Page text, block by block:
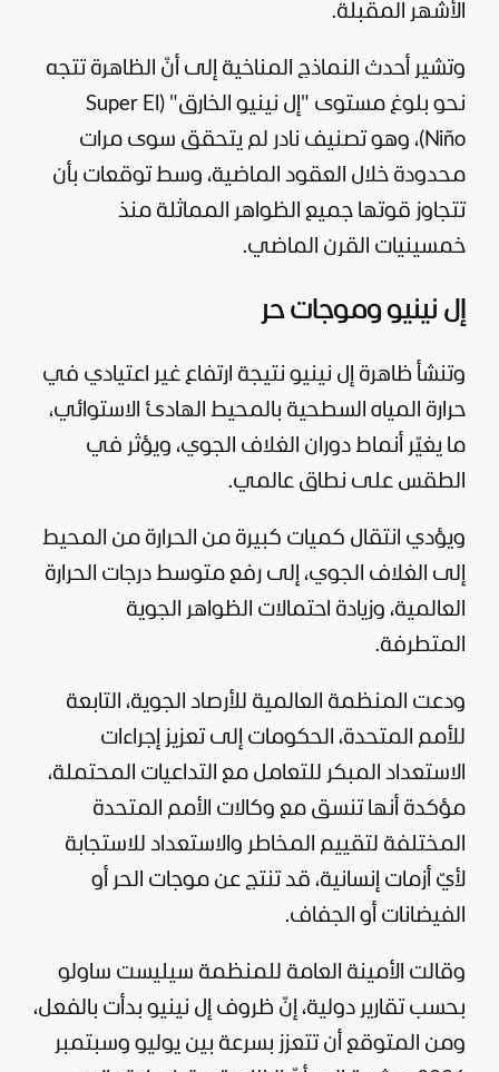
الأشهر المقبلة.
وتشير أحدث النماذج المناخية إلى أنّ الظاهرة تتجه
نحو بلوغ مستوى "إل نينيو الخارق" (Super El
Niño)، وهو تصنيف نادر لم يتحقق سوى مرات
محدودة خلال العقود الماضية، وسط توقعات بأن
تتجاوز قوتها جميع الظواهر المماثلة منذ
خمسينيات القرن الماضي.
إل نينيو وموجات حر
وتنشأ ظاهرة إل نينيو نتيجة ارتفاع غير اعتيادي في
حرارة المياه السطحية بالمحيط الهادئ الاستوائي،
ما يغيّر أنماط دوران الغلاف الجوي، ويؤثر في
الطقس على نطاق عالمي.
ويؤدي انتقال كميات كبيرة من الحرارة من المحيط
إلى الغلاف الجوي، إلى رفع متوسط درجات الحرارة
العالمية، وزيادة احتمالات الظواهر الجوية
المتطرفة.
ودعت المنظمة العالمية للأرصاد الجوية، التابعة
للأمم المتحدة، الحكومات إلى تعزيز إجراءات
الاستعداد المبكر للتعامل مع التداعيات المحتملة،
مؤكدة أنها تنسق مع وكالات الأمم المتحدة
المختلفة لتقييم المخاطر والاستعداد للاستجابة
لأيّ أزمات إنسانية، قد تنتج عن موجات الحر أو
الفيضانات أو الجفاف.
وقالت الأمينة العامة للمنظمة سيليست ساولو
بحسب تقارير دولية، إنّ ظروف إل نينيو بدأت بالفعل،
ومن المتوقع أن تتعزز بسرعة بين يوليو وسبتمبر